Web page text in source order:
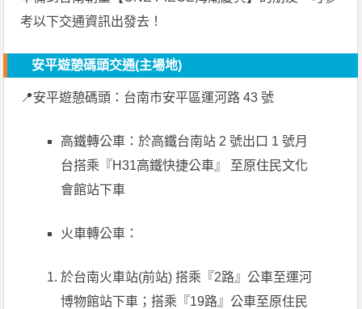
考以下交通資訊出發去！
安平遊憩碼頭交通(主場地)
📍安平遊憩碼頭：台南市安平區運河路 43 號
高鐵轉公車：於高鐵台南站 2 號出口 1 號月
台搭乘『H31高鐵快捷公車』 至原住民文化
會館站下車
火車轉公車：
於台南火車站(前站) 搭乘『2路』公車至運河
博物館站下車；搭乘『19路』公車至原住民